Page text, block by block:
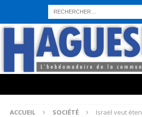
sohbet hattı numarası seks hattı numara
sohbet hattı numaralar seks hattı numaralar"
numaraları sohbet hattı sex hattı telefonda
sohbet hattı canlı sohbet hatları
sex sohbet hattı numaraları
yeni casino siteleri
ACCUEIL SOCIÉTÉ Israël veut